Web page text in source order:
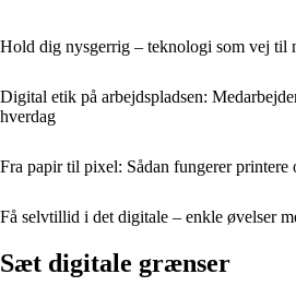
Hold dig nysgerrig – teknologi som vej til
Digital etik på arbejdspladsen:
hverdag
Fra papir til pixel: Sådan fungerer printere
Få selvtillid i det digitale – enkle øvelser
Sæt digitale grænser